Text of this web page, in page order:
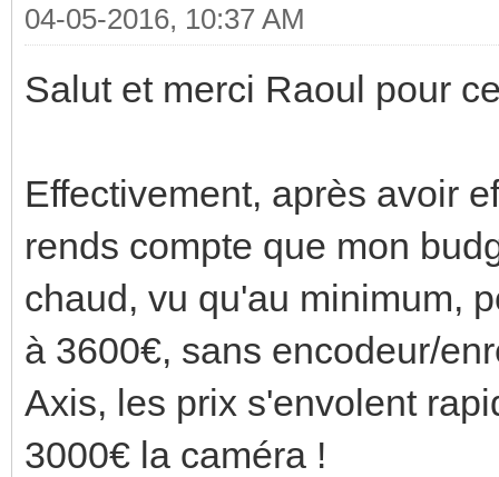
04-05-2016, 10:37 AM
Salut et merci Raoul pour
Effectivement, après avoir
rends compte que mon
chaud, vu qu'au minimum,
à 3600€, sans encodeur/
Axis, les prix s'envolent
3000€ la caméra !